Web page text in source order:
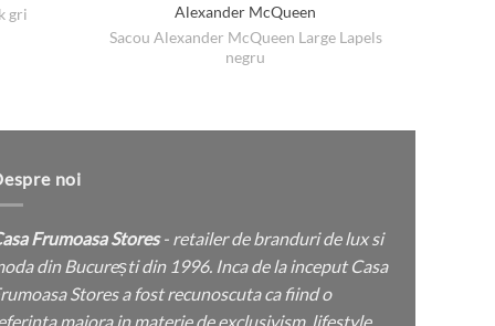
gri
Alexander McQueen
Sacou Alexander McQueen Large Lapels
negru
noi
Frumoasa Stores- retailer de branduri de lux si
din București din 1996. Inca de la inceput Casa
Stores a fost recunoscuta ca fiind o
majora in materie de exclusivism, lifestyle,